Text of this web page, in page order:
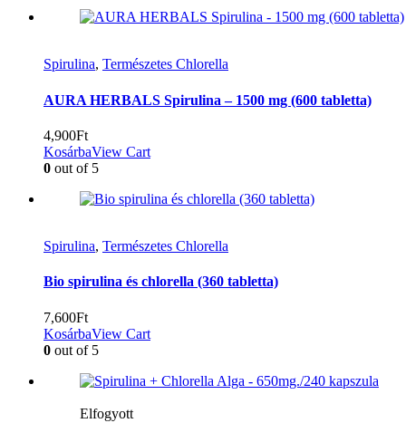
Spirulina, Természetes Chlorella
AURA HERBALS Spirulina – 1500 mg (600 tabletta)
4,900Ft
KosárbaView Cart
0 out of 5
Spirulina, Természetes Chlorella
Bio spirulina és chlorella (360 tabletta)
7,600Ft
KosárbaView Cart
0 out of 5
Elfogyott